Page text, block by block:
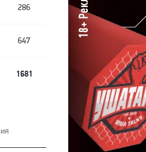
286
647
1681